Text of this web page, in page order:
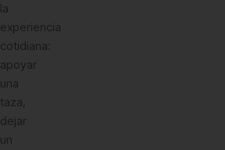
la
experiencia
cotidiana:
apoyar
una
taza,
dejar
un